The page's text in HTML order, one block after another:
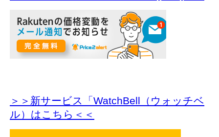
＞＞新サービス「WatchBell（ウォッチベ
ル）はこちら＜＜